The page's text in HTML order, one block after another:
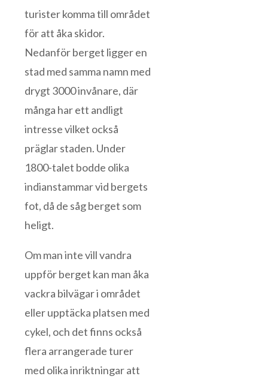
turister komma till området
för att åka skidor.
Nedanför berget ligger en
stad med samma namn med
drygt 3000 invånare, där
många har ett andligt
intresse vilket också
präglar staden. Under
1800-talet bodde olika
indianstammar vid bergets
fot, då de såg berget som
heligt.
Om man inte vill vandra
uppför berget kan man åka
vackra bilvägar i området
eller upptäcka platsen med
cykel, och det finns också
flera arrangerade turer
med olika inriktningar att